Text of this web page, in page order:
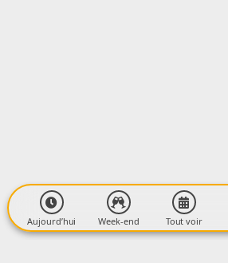
Aujourd’hui Week-end Tout voir